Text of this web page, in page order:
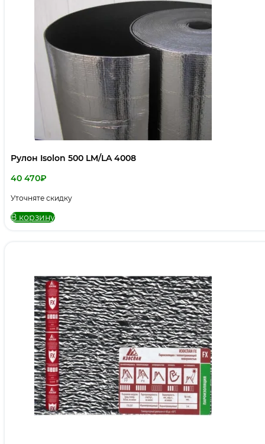
Рулон Isolon 500 LM/LA 4008
40 470₽
Уточняте скидку
В корзину